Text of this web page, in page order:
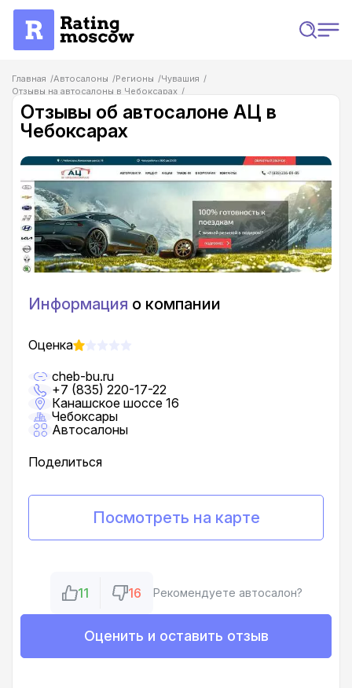
Главная Автосалоны Регионы
Чувашия
Отзывы на автосалоны в Чебоксарах
Отзывы об автосалоне АЦ в Чебоксарах
Отзывы об автосалоне АЦ в
Чебоксарах
Информация о компании
Оценка
cheb-bu.ru
+7 (835) 220-17-22
Канашское шоссе 16
Чебоксары
Автосалоны
Поделиться
Посмотреть на карте
11 16 Рекомендуете автосалон?
Оценить и оставить отзыв